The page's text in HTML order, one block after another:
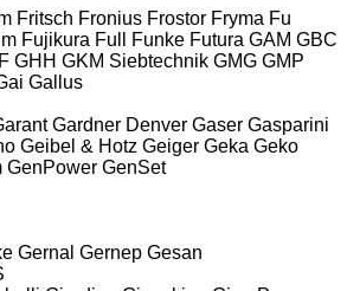
Fritsch Fronius Frostor Fryma Fu
Fujikura Full Funke Futura GAM GBC
GHH GKM Siebtechnik GMG GMP
Gallus
Gardner Denver Gaser Gasparini
Geibel & Hotz Geiger Geka Geko
GenPower GenSet
Gernal Gernep Gesan